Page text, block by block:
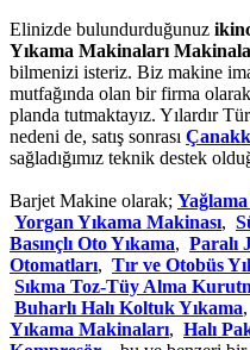
Elinizde bulundurduğunuz
Yıkama Makinaları
bilmenizi isteriz. Biz makine
mutfağında olan bir firma
planda tutmaktayız. Yılardır
nedeni de, satış sonrası
sağladığımız teknik destek
Barjet Makine olarak;
Yorgan Yıkama Makinası,
Basınçlı Oto Yıkama, Paralı
Otomatları, Tır ve Otobüs
Sıkma Toz-Tüy Alma
Buharlı Halı Koltuk Yıkama,
Yıkama Makinaları, Halı